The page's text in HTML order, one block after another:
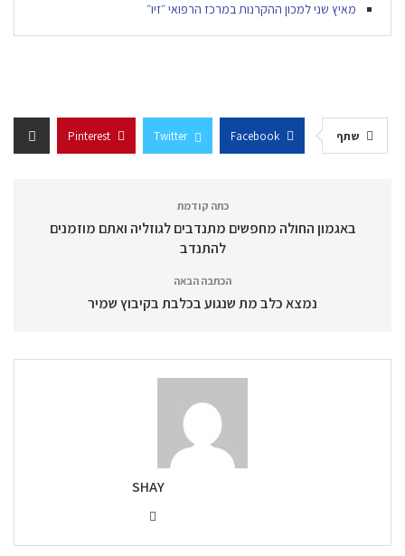
מאיץ שני למכון ההקרנות במרכז הרפואי ״זיו״
שתף Facebook
Twitter
Pinterest
כתה קודמת
באגמון החולה מחפשים מתנדבים לגוזליה ואתם מוזמנים
להתנדב
הכתבה הבאה
נמצא כלב מת שנגוע בכלבת בקיבוץ שמיר
SHAY